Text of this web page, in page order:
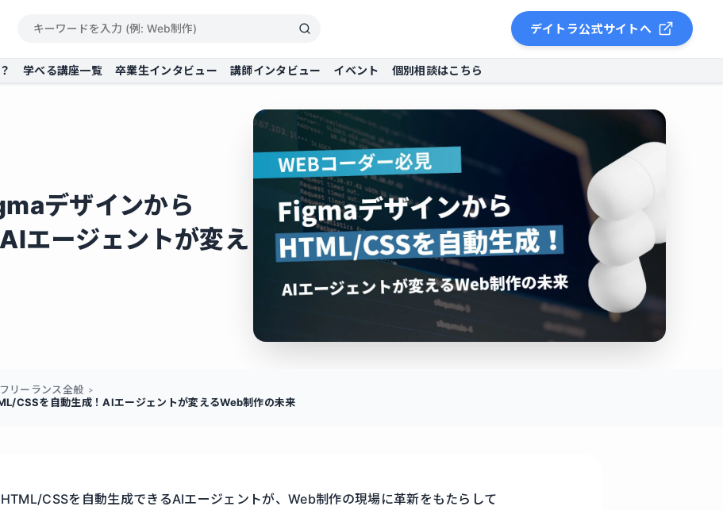
デイトラ公式サイトへ
学べる講座一覧 卒業生インタビュー 講師インタビュー イベント 個別相談はこちら
デザインから
エージェントが変え
フリーランス全般
CSSを自動生成！AIエージェントが変えるWeb制作の未来
CSSを自動生成できるAIエージェントが、Web制作の現場に革新をもたらして